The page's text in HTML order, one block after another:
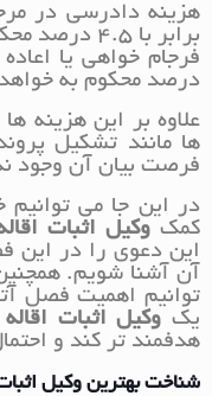
هزینه دادرسی در
برابر با
درصد محکوم به
علاوه بر این هزینه
ها مانند تشکیل
فرصت بیان آن وجود
در این جا می
کمک وکیل اثبات
این دعوی را در این
آن آشنا شویم.
توانیم اهمیت فصل
یک وکیل اثبات اقاله
هدفمند تر کند و
شناخت بهترین وکیل